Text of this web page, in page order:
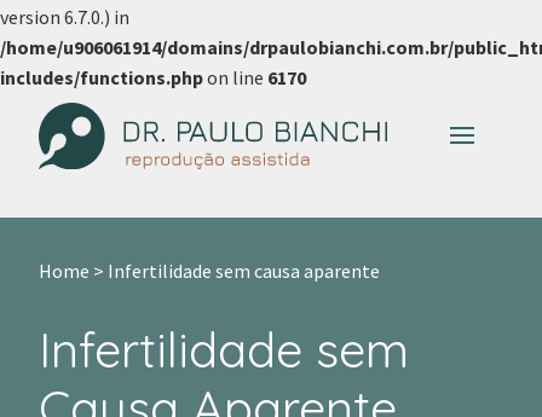
version 6.7.0.) in
/home/u906061914/domains/drpaulobianchi.com.br/
includes/functions.phpon line 6170
Home > Infertilidade sem causa aparente
Infertilidade sem